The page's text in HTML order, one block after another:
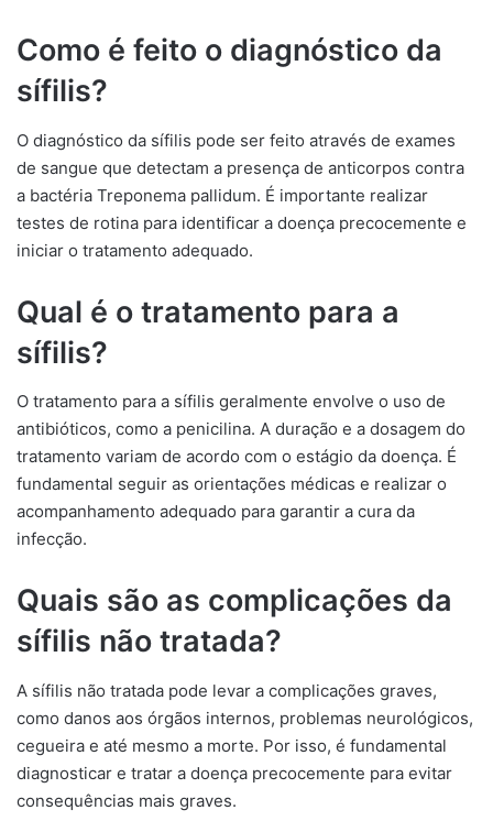
Como é feito o diagnóstico da
sífilis?
O diagnóstico da sífilis pode ser feito através de exames
de sangue que detectam a presença de anticorpos contra
a bactéria Treponema pallidum. É importante realizar
testes de rotina para identificar a doença precocemente e
iniciar o tratamento adequado.
Qual é o tratamento para a
sífilis?
O tratamento para a sífilis geralmente envolve o uso de
antibióticos, como a penicilina. A duração e a dosagem do
tratamento variam de acordo com o estágio da doença. É
fundamental seguir as orientações médicas e realizar o
acompanhamento adequado para garantir a cura da
infecção.
Quais são as complicações da
sífilis não tratada?
A sífilis não tratada pode levar a complicações graves,
como danos aos órgãos internos, problemas neurológicos,
cegueira e até mesmo a morte. Por isso, é fundamental
diagnosticar e tratar a doença precocemente para evitar
consequências mais graves.